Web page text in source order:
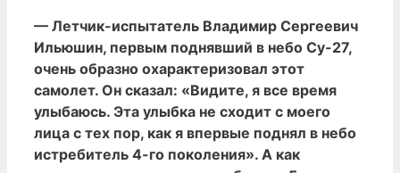
— Летчик-испытатель Владимир Сергеевич
Ильюшин, первым поднявший в небо Су-27,
очень образно охарактеризовал этот
самолет. Он сказал: «Видите, я все время
улыбаюсь. Эта улыбка не сходит с моего
лица с тех пор, как я впервые поднял в небо
истребитель 4-го поколения». А как